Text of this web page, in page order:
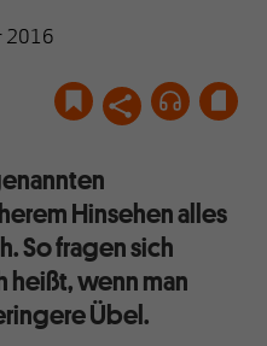
2016
Hinsehen alles
So fragen sich
wenn man
Übel.